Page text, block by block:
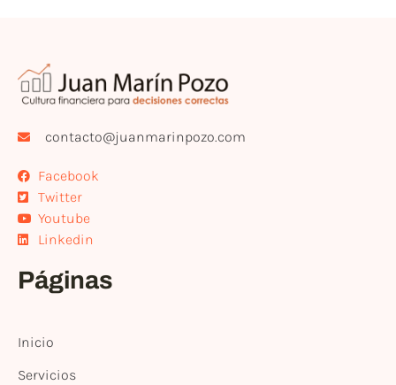
contacto@juanmarinpozo.com
Facebook
Twitter
Youtube
Linkedin
Páginas
Inicio
Servicios